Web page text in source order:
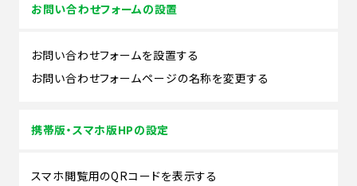
お問い合わせフォームの設置
お問い合わせフォームを設置する
お問い合わせフォームページの名称を変更する
携帯版・スマホ版HPの設定
スマホ閲覧用のQRコードを表示する